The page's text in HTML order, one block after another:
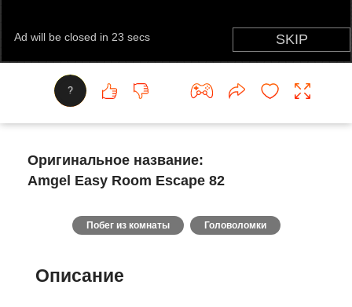
?
Оригинальное название:
Amgel Easy Room Escape 82
Побег из комнаты Головоломки
Описание